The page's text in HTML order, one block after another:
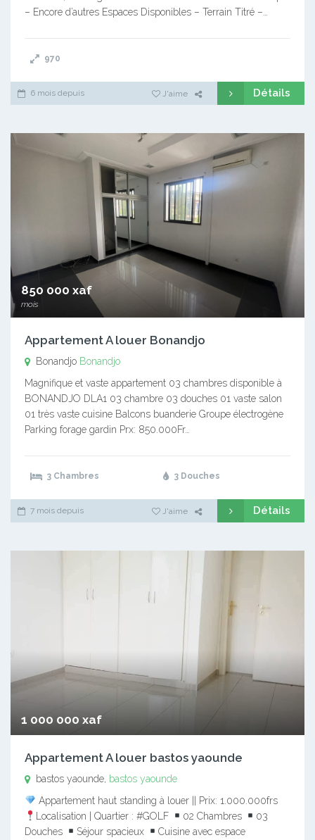
– Encore d’autres Espaces Disponibles – Terrain Titré –…
970
6 mois depuis J'aime Détails
850 000 xaf
mois
Appartement A louer Bonandjo
Bonandjo Bonandjo
Magnifique et vaste appartement 03 chambres disponible à
BONANDJO DLA1 03 chambre 03 douches 01 vaste salon
01 très vaste cuisine Balcons buanderie Groupe électrogène
Parking forage gardin Prx: 850.000Fr…
3 Chambres 3 Douches
7 mois depuis J'aime Détails
1 000 000 xaf
Appartement A louer bastos yaounde
bastos yaounde, bastos yaounde
Appartement haut standing à louer || Prix: 1.000.000frs
Localisation | Quartier : #GOLF
02 Chambres
03
Douches
Séjour spacieux
Cuisine avec espace